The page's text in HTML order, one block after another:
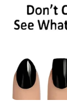
Genre: Thrille,
Negara: Korea
Produser: –
Penulis
Rumah